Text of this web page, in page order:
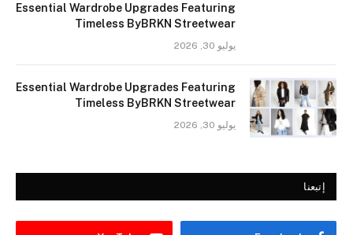
Essential Wardrobe Upgrades Featuring
Timeless ByBRKN Streetwear
يوليو 30, 2026
Essential Wardrobe Upgrades Featuring
Timeless ByBRKN Streetwear
يوليو 30, 2026
إتبعنا